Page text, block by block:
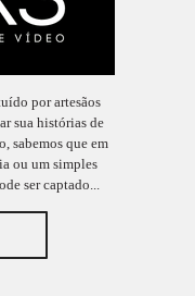
por artesãos
sua histórias de
sabemos que em
ou um simples
ser captado...